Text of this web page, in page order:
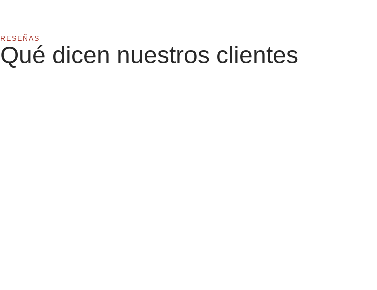
RESEÑAS
Qué dicen nuestros clientes